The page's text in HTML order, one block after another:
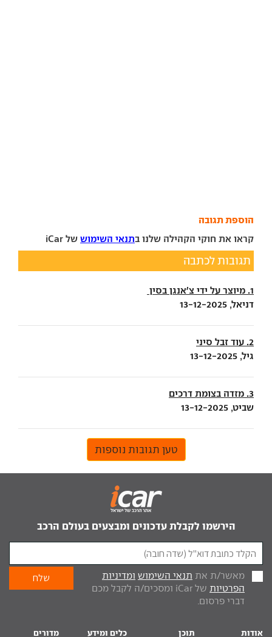
הוספת תגובה
קראו את חוקי הקהילה שלנו בתנאי השימוש של iCar
תגובות לכתבה
1. מיוצר על ידי צ'אנגן בסין
דניאל, 13-12-2025
2. עוד זבל סיני
גיל, 13-12-2025
3. מזדה בצומת דרכים
שביט, 13-12-2025
טען תגובות נוספות
הירשמו לקבלת עדכונים ומבצעים בעולם הרכב
מאשר/ת את תנאי השימוש ומדיניות
הפרטיות
של iCar ומסכים/ה לקבל מכם
דברי פרסום.
אודות תוכן כלים ומידע מדורים